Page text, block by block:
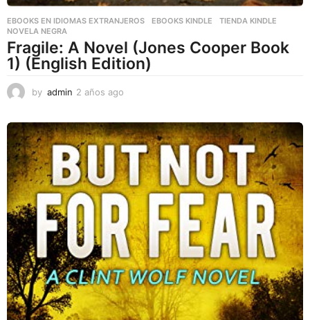
EBOOKS EN IDIOMAS EXTRANJEROS ,EBOOKS KINDLE ,TIENDA KINDLE
NOVELA NEGRA
Fragile: A Novel (Jones Cooper Book
1) (English Edition)
by admin 2 años ago
o
s
a
g
o